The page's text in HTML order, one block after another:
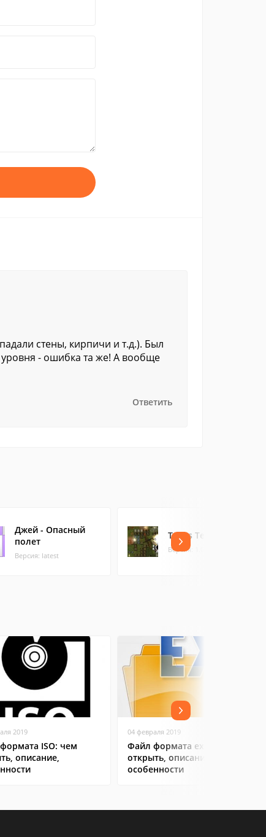
стены, кирпичи и т.д.). Был
- ошибка та же! А вообще
Ответить
Джей - Опасный
полет
Версия: latest
Tanks Territory
Версия: 1.0 (11.49 МБ)
2019
ISO: чем
описание,
04 февраля 2019
Файл формата exe: чем
открыть, описание,
особенности